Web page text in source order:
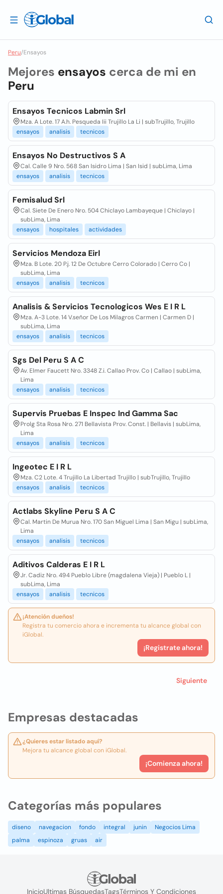
Peru/Ensayos
Empresas destacadas
¿Quieres estar listado aquí?
Mejora tu alcance global con iGlobal.
¡Comienza ahora!
Mejores ensayos cerca de mi en
Peru
Ensayos Tecnicos Labmin Srl
Mza. A Lote. 17 A.h. Pesqueda Iii Trujillo La Li | subTrujillo, Trujillo
ensayos
analisis tecnicos
Ensayos No Destructivos S A
Cal. Calle 9 Nro. 568 San Isidro Lima | San Isid | subLima, Lima
ensayos
analisis tecnicos
Femisalud Srl
Cal. Siete De Enero Nro. 504 Chiclayo Lambayeque | Chiclayo |
subLima, Lima
ensayos
hospitales actividades
Servicios Mendoza Eirl
Mza. B Lote. 20 P.j. 12 De Octubre Cerro Colorado | Cerro Co |
subLima, Lima
ensayos
analisis tecnicos
Analisis & Servicios Tecnologicos Wes E I R L
Mza. A-3 Lote. 14 V.señor De Los Milagros Carmen | Carmen D |
subLima, Lima
ensayos
analisis tecnicos
Sgs Del Peru S A C
Av. Elmer Faucett Nro. 3348 Z.i. Callao Prov. Co | Callao | subLima,
Lima
ensayos
analisis tecnicos
Supervis Pruebas E Inspec Ind Gamma Sac
Prolg Sta Rosa Nro. 271 Bellavista Prov. Const. | Bellavis | subLima,
Lima
ensayos
analisis tecnicos
Ingeotec E I R L
Mza. C2 Lote. 4 Trujillo La Libertad Trujillo | subTrujillo, Trujillo
ensayos
analisis tecnicos
Actlabs Skyline Peru S A C
Cal. Martin De Murua Nro. 170 San Miguel Lima | San Migu | subLima,
Lima
ensayos
analisis tecnicos
Aditivos Calderas E I R L
Jr. Cadiz Nro. 494 Pueblo Libre (magdalena Vieja) | Pueblo L |
subLima, Lima
ensayos
analisis tecnicos
¡Atención dueños!
Registra tu comercio ahora e incrementa tu alcance global con
iGlobal.
¡Registrate ahora!
Siguiente
Categorías más populares
diseno navegacion fondo integral junin
Negocios Lima
palma
espinoza gruas air
InicioUltimas BúsquedasTagsTérminos Y Condiciones